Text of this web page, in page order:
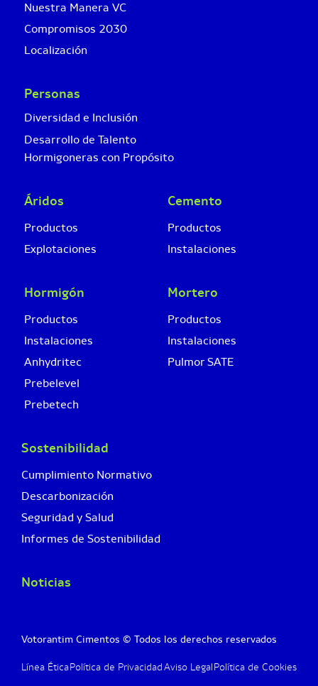
Nuestra Manera VC
Compromisos 2030
Localización
Personas
Diversidad e Inclusión
Desarrollo de Talento
Hormigoneras con Propósito
Áridos
Productos
Explotaciones
Hormigón
Productos
Instalaciones
Anhydritec
Prebelevel
Prebetech
Cemento
Productos
Instalaciones
Mortero
Productos
Instalaciones
Pulmor SATE
Sostenibilidad
Cumplimiento Normativo
Descarbonización
Seguridad y Salud
Informes de Sostenibilidad
Noticias
Votorantim Cimentos © Todos los derechos reservados
Línea ÉticaPolítica de PrivacidadAviso LegalPolítica de Cookies